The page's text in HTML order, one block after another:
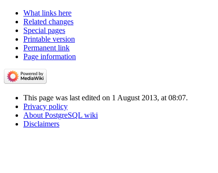
What links here
Related changes
Special pages
Printable version
Permanent link
Page information
This page was last edited on 1 August 2013, at 08:07.
Privacy policy
About PostgreSQL wiki
Disclaimers